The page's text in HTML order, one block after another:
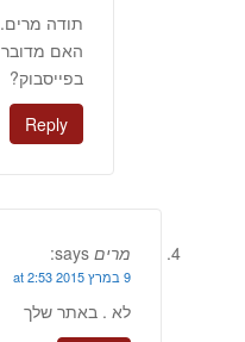
תודה מרים.
האם מדובר
בפייסבוק?
Reply
מרים says:
9 במרץ 2015 at 2:53
לא . באתר שלך